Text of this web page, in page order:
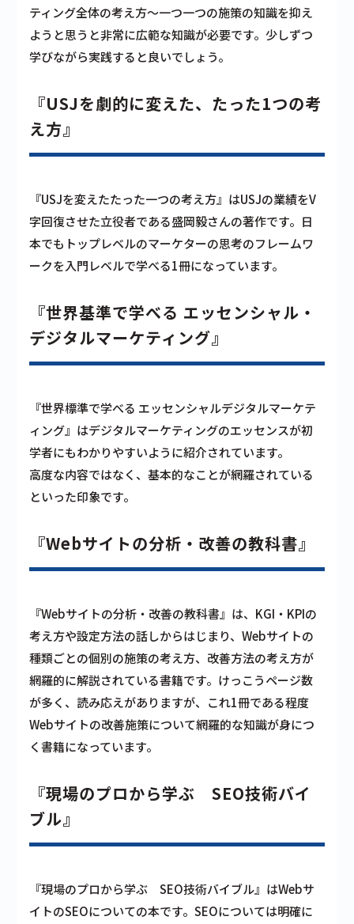
ティング全体の考え方〜一つ一つの施策の知識を抑え
ようと思うと非常に広範な知識が必要です。少しずつ
学びながら実践すると良いでしょう。
『USJを劇的に変えた、たった1つの考
え方』
『USJを変えたたった一つの考え方』はUSJの業績をV
字回復させた立役者である盛岡毅さんの著作です。日
本でもトップレベルのマーケターの思考のフレームワ
ークを入門レベルで学べる1冊になっています。
『世界基準で学べる エッセンシャル・
デジタルマーケティング』
『世界標準で学べる エッセンシャルデジタルマーケテ
ィング』はデジタルマーケティングのエッセンスが初
学者にもわかりやすいように紹介されています。
高度な内容ではなく、基本的なことが網羅されている
といった印象です。
『Webサイトの分析・改善の教科書』
『Webサイトの分析・改善の教科書』は、KGI・KPIの
考え方や設定方法の話しからはじまり、Webサイトの
種類ごとの個別の施策の考え方、改善方法の考え方が
網羅的に解説されている書籍です。けっこうページ数
が多く、読み応えがありますが、これ1冊である程度
Webサイトの改善施策について網羅的な知識が身につ
く書籍になっています。
『現場のプロから学ぶ SEO技術バイ
ブル』
『現場のプロから学ぶ SEO技術バイブル』はWebサ
イトのSEOについての本です。SEOについては明確に